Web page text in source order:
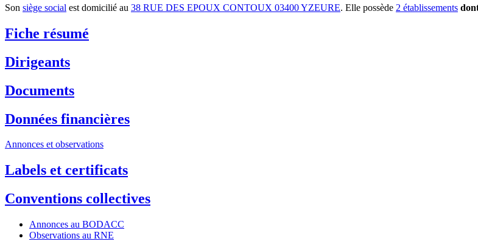
Son siège social est domicilié au 38 RUE DES EPOUX CONTOUX 03400 YZEURE. Elle possède 2 établissements
Fiche résumé
Dirigeants
Documents
Données financières
Annonces et observations
Labels et certificats
Conventions collectives
Annonces au BODACC
Observations au RNE